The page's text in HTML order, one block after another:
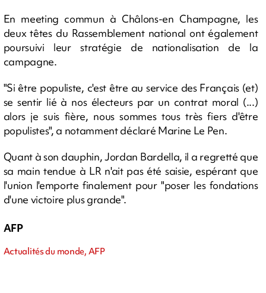
En meeting commun à Châlons-en Champagne, les
deux têtes du Rassemblement national ont également
poursuivi leur stratégie de nationalisation de la
campagne.
"Si être populiste, c'est être au service des Français (et)
se sentir lié à nos électeurs par un contrat moral (...)
alors je suis fière, nous sommes tous très fiers d'être
populistes", a notamment déclaré Marine Le Pen.
Quant à son dauphin, Jordan Bardella, il a regretté que
sa main tendue à LR n'ait pas été saisie, espérant que
l'union l'emporte finalement pour "poser les fondations
d'une victoire plus grande".
AFP
Actualités du monde, AFP